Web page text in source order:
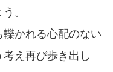
。
かれる心配のない
え再び歩き出し